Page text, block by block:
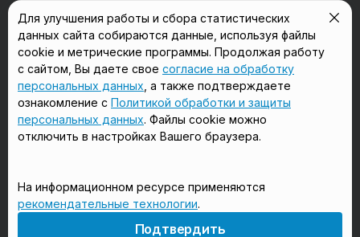
в Сергиевом Посаде в Люберцах
в Красногорске в Королёве
в Домодедово в Щёлково
18+
Мы в соцсетях
Для улучшения работы и сбора статистических
данных сайта собираются данные, используя файлы
cookie и метрические программы. Продолжая работу
с сайтом, Вы даете свое согласие на обработку
персональных данных , а также подтверждаете
ознакомление с Политикой обработки и защиты
персональных данных. Файлы cookie можно
отключить в настройках Вашего браузера.
На информационном ресурсе применяются
рекомендательные технологии.
Подтвердить